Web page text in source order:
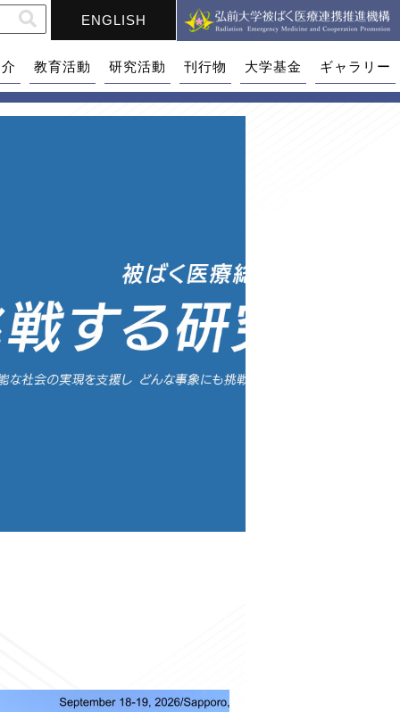
ENGLISH
教育活動 研究活動 刊行物 大学基金 ギャラリー